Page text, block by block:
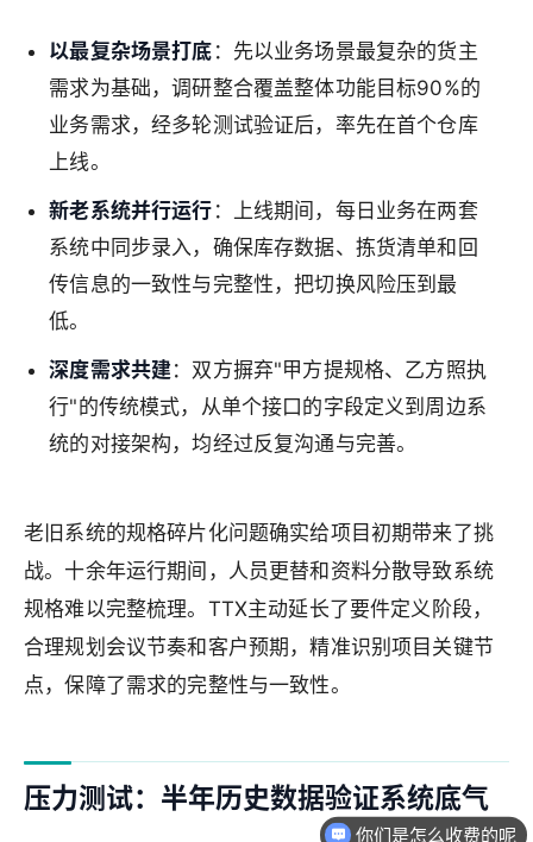
以最复杂场景打底 ：先以业务场景最复杂的货主
需求为基础，调研整合覆盖整体功能目标90%的
业务需求，经多轮测试验证后，率先在首个仓库
上线。
新老系统并行运行 ：上线期间，每日业务在两套
系统中同步录入，确保库存数据、拣货清单和回
传信息的一致性与完整性，把切换风险压到最
低。
深度需求共建：双方摒弃"甲方提规格、乙方照执
行"的传统模式，从单个接口的字段定义到周边系
统的对接架构，均经过反复沟通与完善。
老旧系统的规格碎片化问题确实给项目初期带来了挑
战。十余年运行期间，人员更替和资料分散导致系统
规格难以完整梳理。TTX主动延长了要件定义阶段，
合理规划会议节奏和客户预期，精准识别项目关键节
点，保障了需求的完整性与一致性。
压力测试：半年历史数据验证系统底气
你们是怎么收费的呢